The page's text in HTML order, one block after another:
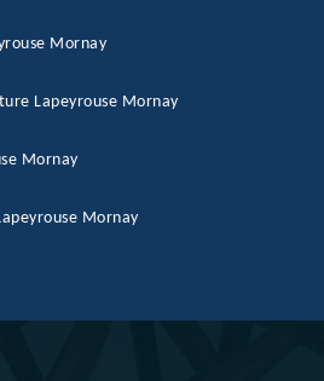
Mornay
Lapeyrouse Mornay
Mornay
Mornay